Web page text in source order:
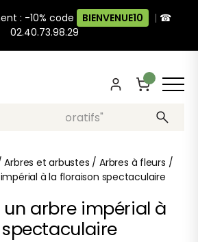
: -10% code BIENVENUE10 | ☎
02.40.73.98.29
"pots décoratifs"
Arbres et arbustes /Arbres à fleurs /
à la floraison spectaculaire
un arbre impérial à